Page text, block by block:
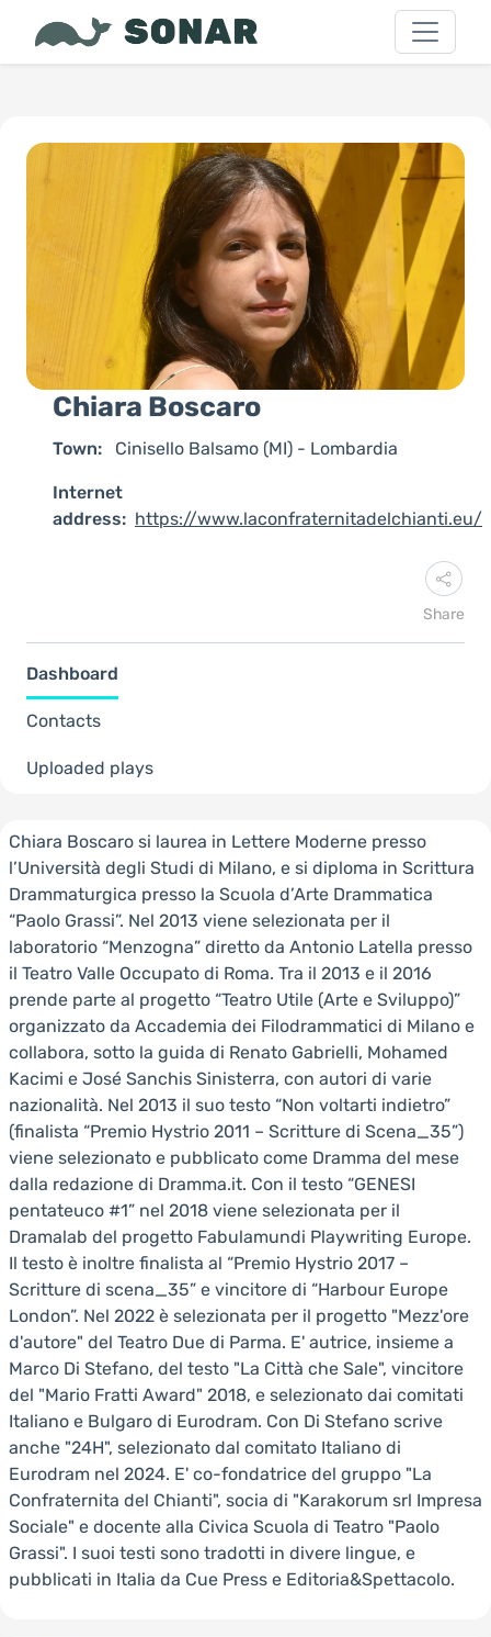
Chiara Boscaro
Town: Cinisello Balsamo (MI) - Lombardia
Internet
address: https://www.laconfraternitadelchianti.eu/
Share
Dashboard
Contacts
Uploaded plays
Chiara Boscaro si laurea in Lettere Moderne presso
l’Università degli Studi di Milano, e si diploma in Scrittura
Drammaturgica presso la Scuola d’Arte Drammatica
“Paolo Grassi”. Nel 2013 viene selezionata per il
laboratorio “Menzogna” diretto da Antonio Latella presso
il Teatro Valle Occupato di Roma. Tra il 2013 e il 2016
prende parte al progetto “Teatro Utile (Arte e Sviluppo)”
organizzato da Accademia dei Filodrammatici di Milano e
collabora, sotto la guida di Renato Gabrielli, Mohamed
Kacimi e José Sanchis Sinisterra, con autori di varie
nazionalità. Nel 2013 il suo testo “Non voltarti indietro”
(finalista “Premio Hystrio 2011 – Scritture di Scena_35”)
viene selezionato e pubblicato come Dramma del mese
dalla redazione di Dramma.it. Con il testo “GENESI
pentateuco #1” nel 2018 viene selezionata per il
Dramalab del progetto Fabulamundi Playwriting Europe.
Il testo è inoltre finalista al “Premio Hystrio 2017 –
Scritture di scena_35” e vincitore di “Harbour Europe
London”. Nel 2022 è selezionata per il progetto "Mezz'ore
d'autore" del Teatro Due di Parma. E' autrice, insieme a
Marco Di Stefano, del testo "La Città che Sale", vincitore
del "Mario Fratti Award" 2018, e selezionato dai comitati
Italiano e Bulgaro di Eurodram. Con Di Stefano scrive
anche "24H", selezionato dal comitato Italiano di
Eurodram nel 2024. E' co-fondatrice del gruppo "La
Confraternita del Chianti", socia di "Karakorum srl Impresa
Sociale" e docente alla Civica Scuola di Teatro "Paolo
Grassi". I suoi testi sono tradotti in divere lingue, e
pubblicati in Italia da Cue Press e Editoria&Spettacolo.